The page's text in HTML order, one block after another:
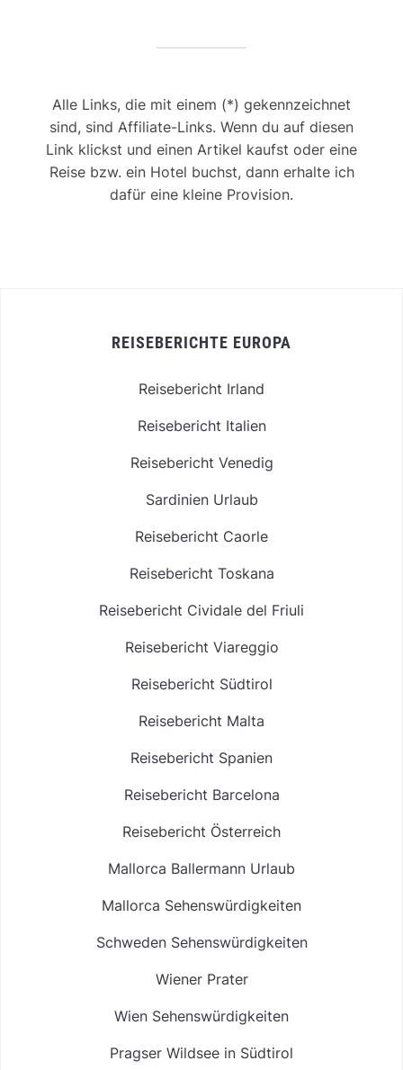
Alle Links, die mit einem (*) gekennzeichnet
sind, sind Affiliate-Links. Wenn du auf diesen
Link klickst und einen Artikel kaufst oder eine
Reise bzw. ein Hotel buchst, dann erhalte ich
dafür eine kleine Provision.
REISEBERICHTE EUROPA
Reisebericht Irland
Reisebericht Italien
Reisebericht Venedig
Sardinien Urlaub
Reisebericht Caorle
Reisebericht Toskana
Reisebericht Cividale del Friuli
Reisebericht Viareggio
Reisebericht Südtirol
Reisebericht Malta
Reisebericht Spanien
Reisebericht Barcelona
Reisebericht Österreich
Mallorca Ballermann Urlaub
Mallorca Sehenswürdigkeiten
Schweden Sehenswürdigkeiten
Wiener Prater
Wien Sehenswürdigkeiten
Pragser Wildsee in Südtirol